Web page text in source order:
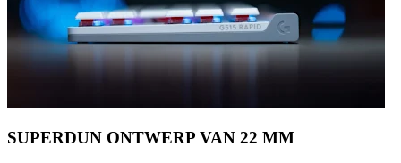
SUPERDUN ONTWERP VAN 22 MM